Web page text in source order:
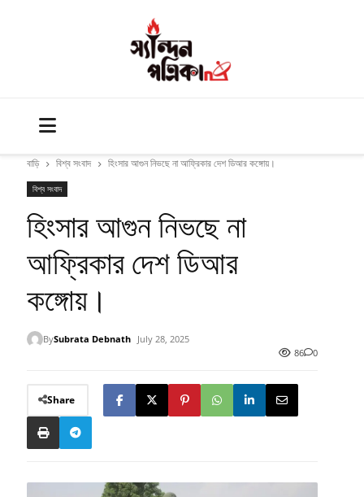
বাড়ি বিশ্ব সংবাদ হিংসার আগুন নিভছে না আফ্রিকার দেশ ডিআর কঙ্গোয়।
বিশ্ব সংবাদ
হিংসার আগুন নিভছে না
আফ্রিকার দেশ ডিআর
কঙ্গোয়।
BySubrata Debnath
July 28, 2025
86
0
Share